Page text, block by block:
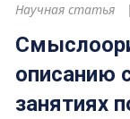
Научная статья
описанию
занятиях